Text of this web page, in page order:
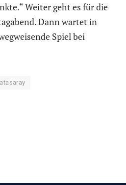
Weiter geht es für die
Dann wartet in
Spiel bei